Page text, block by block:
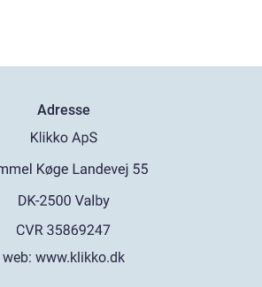
Adresse
web: www.klikko.dk